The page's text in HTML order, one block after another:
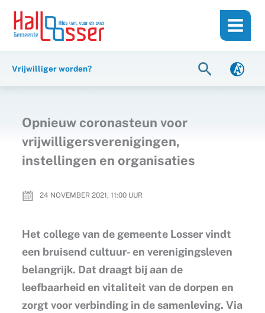
inhoud
naar
Vrijwilliger worden? Zoeken
Opnieuw coronasteun voor
vrijwilligersverenigingen,
instellingen en organisaties
24 NOVEMBER 2021, 11:00UUR
Het college van de gemeente Losser vindt
een bruisend cultuur- en verenigingsleven
belangrijk. Dat draagt bij aan de
leefbaarheid en vitaliteit van de dorpen en
zorgt voor verbinding in de samenleving. Via